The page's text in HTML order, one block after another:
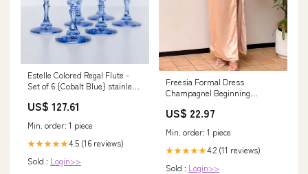
Estelle Colored Regal Flute -
Set of 6 {Cobalt Blue} stainless
US$ 127.61
Min. order: 1 piece
★★★★★4.5 (16 reviews)
Sold : Login>>
Freesia Formal Dress
Champagne| Beginning
US$ 22.97
Min. order: 1 piece
★★★★★4.2 (11 reviews)
Sold : Login>>